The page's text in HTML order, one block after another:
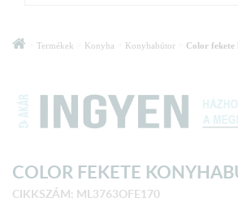
Termékek Konyha Konyhabútor Color fekete
COLOR FEKETE
CIKKSZÁM: ML3763OFE170